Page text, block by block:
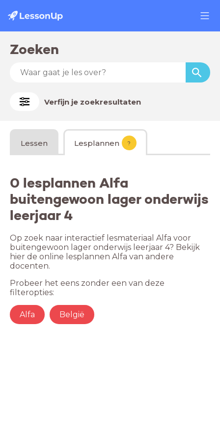
Zoeken
Verfijn je zoekresultaten
Lessen Lesplannen ?
0 lesplannen Alfa
buitengewoon lager onderwijs
leerjaar 4
Op zoek naar interactief lesmateriaal Alfa voor
buitengewoon lager onderwijs leerjaar 4? Bekijk
hier de online lesplannen Alfa van andere
docenten.
Probeer het eens zonder een van deze
filteropties:
Alfa België